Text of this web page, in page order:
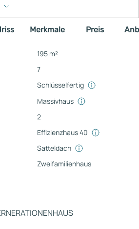
Merkmale Preis
195 m²
7
Schlüsselfertig
Massivhaus
2
Effizienzhaus 40
Satteldach
Zweifamilienhaus